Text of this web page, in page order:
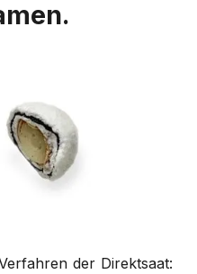
der Direktsaat: